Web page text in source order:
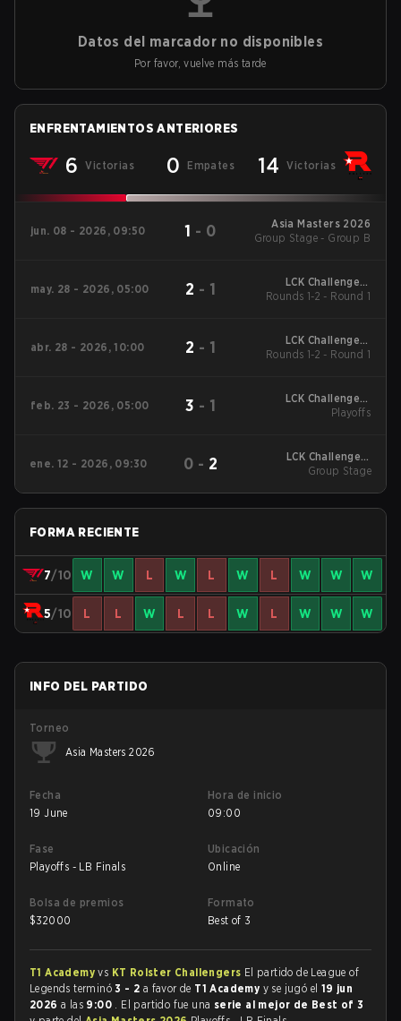
Datos del marcador no disponibles
Por favor, vuelve más tarde
ENFRENTAMIENTOS ANTERIORES
6 Victorias 0 Empates 14 Victorias
jun. 08 - 2026, 09:50 1 - 0
Asia Masters 2026
Group Stage - Group B
may. 28 - 2026, 05:00 2 - 1
LCK Challengers
League - LCK
Rounds 1-2 - Round 1
abr. 28 - 2026, 10:00 2 - 1
LCK Challengers
League - LCK
Rounds 1-2 - Round 1
feb. 23 - 2026, 05:00 3 - 1
LCK Challengers
League Kickoff 2026
Playoffs
ene. 12 - 2026, 09:30 0 - 2
LCK Challengers
League Kickoff 2026
Group Stage
FORMA RECIENTE
7/10 W W L W L W L W W W
5/10 L L W L L W L W W W
INFO DEL PARTIDO
Torneo
Asia Masters 2026
Fecha
19 June
Hora de inicio
09:00
Fase
Playoffs - LB Finals
Ubicación
Online
Bolsa de premios
$32000
Formato
Best of 3
T1 Academyvs KT Rolster Challengers El partido de League of
Legends terminó3 - 2 a favor de T1 Academy y se jugó el 19 jun
2026 a las 9:00 . El partido fue una serie al mejor de Best of 3